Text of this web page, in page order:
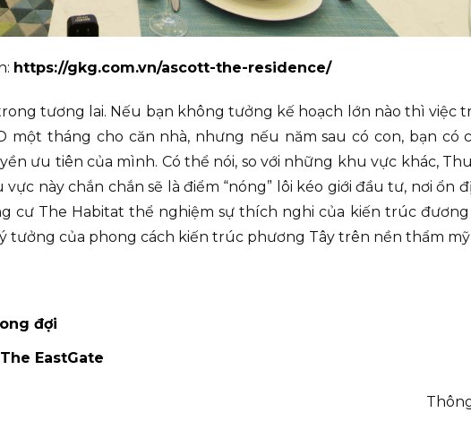
https://gkg.com.vn/ascott-the-residence/
tương lai. Nếu bạn không tưởng kế hoạch lớn nào thì việc
một tháng cho căn nhà, nhưng nếu năm sau có con, bạn có
ưu tiên của mình. Có thể nói, so với những khu vực khác,
này chắn chắn sẽ là điểm “nóng” lôi kéo giới đầu tư, nơi ổn
cư The Habitat thể nghiệm sự thích nghi của kiến trúc đương
tưởng của phong cách kiến trúc phương Tây trên nền thẩm
đợi
EastGate